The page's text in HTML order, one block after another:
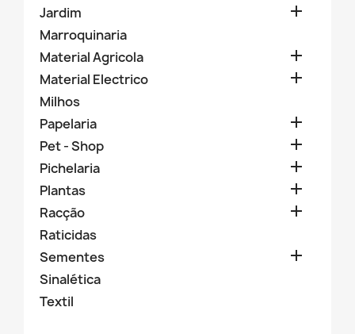
Jardim

Marroquinaria
Material Agricola

Material Electrico 
Milhos
Papelaria

Pet - Shop 
Pichelaria 
Plantas 
Racção 
Raticidas
Sementes

Sinalética
Textil